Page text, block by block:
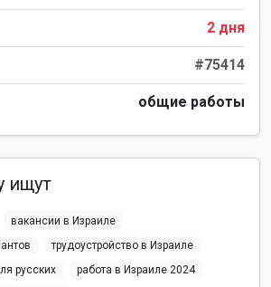
2 дня
#75414
общие работы
ищут
вакансии в Израиле
трудоустройство в Израиле
русских
работа в Израиле 2024